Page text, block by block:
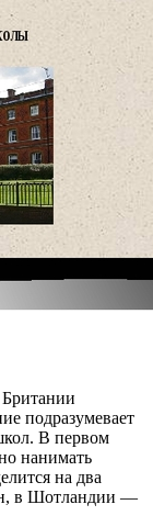
Британии
подразумевает
В первом
нанимать
на два
в Шотландии —